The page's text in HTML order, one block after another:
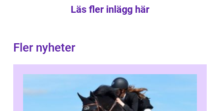
Läs fler inlägg här
Fler nyheter